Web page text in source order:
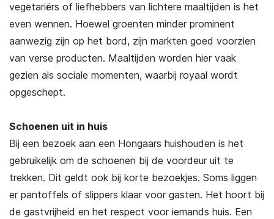
vegetariërs of liefhebbers van lichtere maaltijden is het
even wennen. Hoewel groenten minder prominent
aanwezig zijn op het bord, zijn markten goed voorzien
van verse producten. Maaltijden worden hier vaak
gezien als sociale momenten, waarbij royaal wordt
opgeschept.
Schoenen uit in huis
Bij een bezoek aan een Hongaars huishouden is het
gebruikelijk om de schoenen bij de voordeur uit te
trekken. Dit geldt ook bij korte bezoekjes. Soms liggen
er pantoffels of slippers klaar voor gasten. Het hoort bij
de gastvrijheid en het respect voor iemands huis. Een